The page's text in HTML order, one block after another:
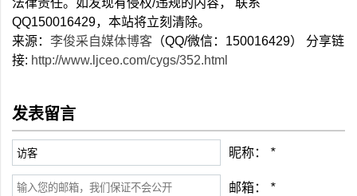
法律责任。如发现有侵权/违规的内容， 联系
QQ150016429，本站将立刻清除。
来源： 李俊采自媒体博客 （QQ/微信：150016429） 分享链
接: http://www.ljceo.com/cygs/352.html
发表留言
昵称： *
邮箱： *